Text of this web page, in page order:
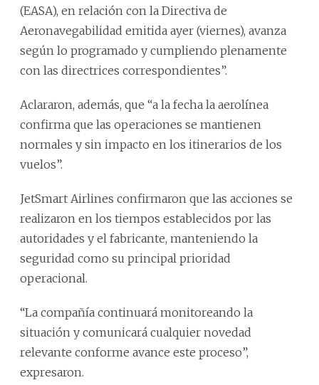
(EASA), en relación con la Directiva de
Aeronavegabilidad emitida ayer (viernes), avanza
según lo programado y cumpliendo plenamente
con las directrices correspondientes”.
Aclararon, además, que “a la fecha la aerolínea
confirma que las operaciones se mantienen
normales y sin impacto en los itinerarios de los
vuelos”.
JetSmart Airlines confirmaron que las acciones se
realizaron en los tiempos establecidos por las
autoridades y el fabricante, manteniendo la
seguridad como su principal prioridad
operacional.
“La compañía continuará monitoreando la
situación y comunicará cualquier novedad
relevante conforme avance este proceso”,
expresaron.